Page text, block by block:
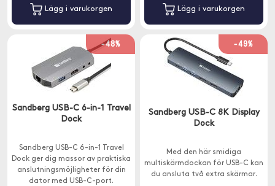
Lägg i varukorgen Lägg i varukorgen
-48%
Sandberg USB-C 6-in-1 Travel
Dock
Sandberg USB-C 6-in-1 Travel
Dock ger dig massor av praktiska
anslutningsmöjligheter för din
dator med USB-C-port.
-49%
Sandberg USB-C 8K Display
Dock
Med den här smidiga
multiskärmdockan för USB-C kan
du ansluta två extra skärmar.